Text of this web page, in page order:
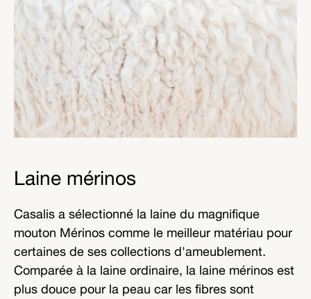
Laine mérinos
Casalis a sélectionné la laine du magnifique
mouton Mérinos comme le meilleur matériau pour
certaines de ses collections d'ameublement.
Comparée à la laine ordinaire, la laine mérinos est
plus douce pour la peau car les fibres sont